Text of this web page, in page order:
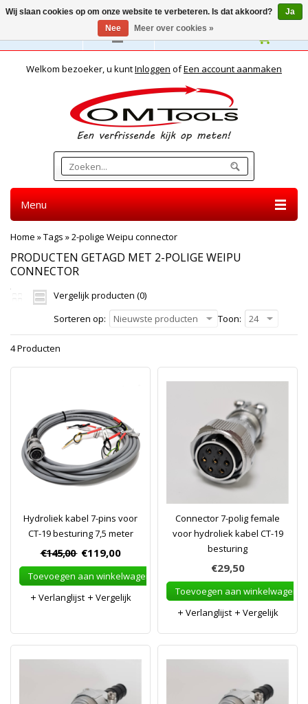
Nederlands
Welkom bezoeker, u kuntInloggen ofEen account aanmaken
Menu
Home »Tags »2-polige Weipu connector
PRODUCTEN GETAGD MET 2-POLIGE WEIPU
CONNECTOR
Vergelijk producten (0)
Sorteren op:
Nieuwste producten Toon: 24
4 Producten
Hydroliek kabel 7-pins voor
CT-19 besturing 7,5 meter
€145,00 €119,00
Toevoegen aan winkelwagen
Verlanglijst
Vergelijk
Connector 7-polig female
voor hydroliek kabel CT-19
besturing
€29,50
Toevoegen aan winkelwagen
Verlanglijst
Vergelijk
Wij slaan cookies op om onze website te verbeteren. Is dat akkoord?
Ja
Nee
Meer over cookies »